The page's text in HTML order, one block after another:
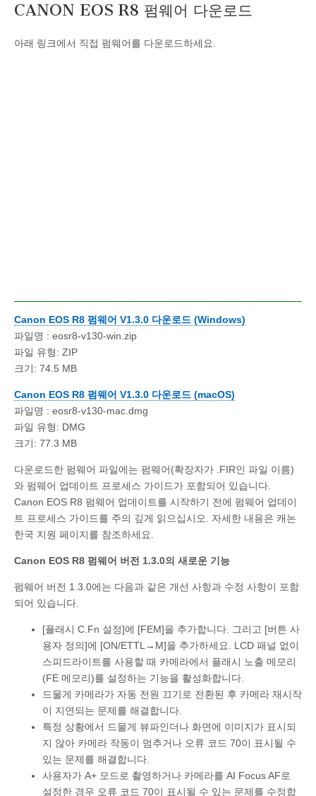
CANON EOS R8 펌웨어 다운로드
아래 링크에서 직접 펌웨어를 다운로드하세요.
Canon EOS R8 펌웨어 V1.3.0 다운로드 (Windows)
파일명 : eosr8-v130-win.zip
파일 유형: ZIP
크기: 74.5 MB
Canon EOS R8 펌웨어 V1.3.0 다운로드 (macOS)
파일명 : eosr8-v130-mac.dmg
파일 유형: DMG
크기: 77.3 MB
다운로드한 펌웨어 파일에는 펌웨어(확장자가 .FIR인 파일 이름)
와 펌웨어 업데이트 프로세스 가이드가 포함되어 있습니다.
Canon EOS R8 펌웨어 업데이트를 시작하기 전에 펌웨어 업데이
트 프로세스 가이드를 주의 깊게 읽으십시오. 자세한 내용은 캐논
한국 지원 페이지를 참조하세요.
Canon EOS R8 펌웨어 버전 1.3.0의 새로운 기능
펌웨어 버전 1.3.0에는 다음과 같은 개선 사항과 수정 사항이 포함
되어 있습니다.
[플래시 C.Fn 설정]에 [FEM]을 추가합니다. 그리고 [버튼 사
용자 정의]에 [ON/ETTL→M]을 추가하세요. LCD 패널 없이
스피드라이트를 사용할 때 카메라에서 플래시 노출 메모리
(FE 메모리)를 설정하는 기능을 활성화합니다.
드물게 카메라가 자동 전원 끄기로 전환된 후 카메라 재시작
이 지연되는 문제를 해결합니다.
특정 상황에서 드물게 뷰파인더나 화면에 이미지가 표시되
지 않아 카메라 작동이 멈추거나 오류 코드 70이 표시될 수
있는 문제를 해결합니다.
사용자가 A+ 모드로 촬영하거나 카메라를 AI Focus AF로
설정한 경우 오류 코드 70이 표시될 수 있는 문제를 수정합